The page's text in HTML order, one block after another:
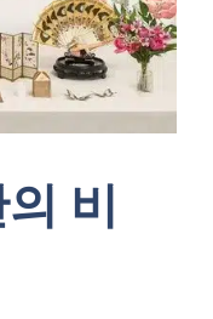
비